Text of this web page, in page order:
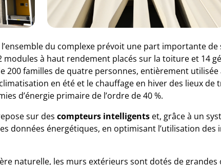
du complexe prévoit une part importante de
modules à haut rendement placés sur la toiture et 14
200 familles de quatre personnes, entièrement
en été et le chauffage en hiver des lieux de
d’énergie primaire de l’ordre de 40 %.
sur des compteurs intelligents et, grâce à un
données énergétiques, en optimisant l’utilisation des
naturelle, les murs extérieurs sont dotés de